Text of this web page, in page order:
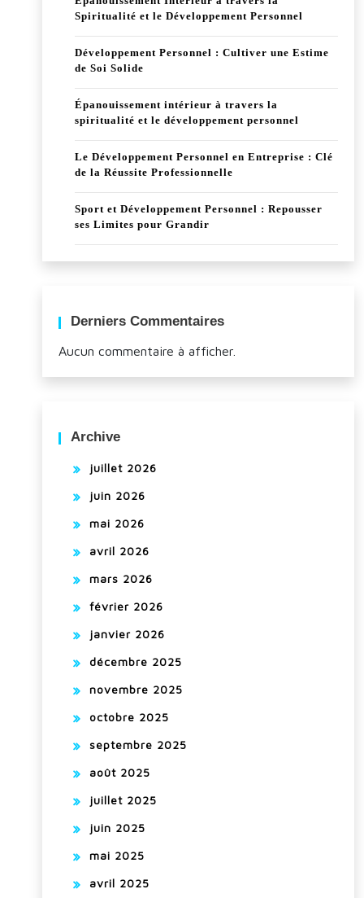
Spiritualité et le Développement Personnel
Développement Personnel : Cultiver une Estime
de Soi Solide
Épanouissement intérieur à travers la
spiritualité et le développement personnel
Le Développement Personnel en Entreprise : Clé
de la Réussite Professionnelle
Sport et Développement Personnel : Repousser
ses Limites pour Grandir
Derniers Commentaires
Aucun commentaire à afficher.
Archive
juillet 2026
juin 2026
mai 2026
avril 2026
mars 2026
février 2026
janvier 2026
décembre 2025
novembre 2025
octobre 2025
septembre 2025
août 2025
juillet 2025
juin 2025
mai 2025
avril 2025